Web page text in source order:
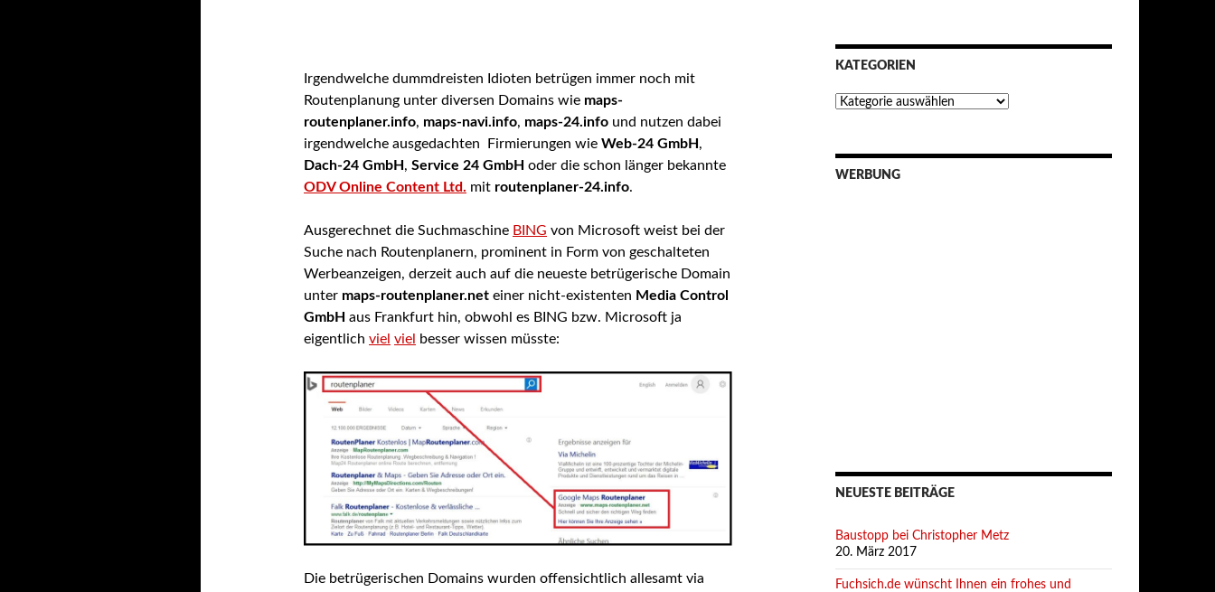
Irgendwelche dummdreisten Idioten betrügen immer noch mit
Routenplanung unter diversen Domains wie maps-
routenplaner.info, maps-navi.info, maps-24.info und nutzen dabei
irgendwelche ausgedachten Firmierungen wie Web-24 GmbH ,
Dach-24 GmbH , Service 24 GmbH oder die schon länger bekannte
ODV Online Content Ltd. mit routenplaner-24.info.
Ausgerechnet die Suchmaschine BING von Microsoft weist bei der
Suche nach Routenplanern, prominent in Form von geschalteten
Werbeanzeigen, derzeit auch auf die neueste betrügerische Domain
unter maps-routenplaner.net einer nicht-existenten Media Control
GmbH aus Frankfurt hin, obwohl es BING bzw. Microsoft ja
eigentlich viel viel besser wissen müsste:
Die betrügerischen Domains wurden offensichtlich allesamt via
KATEGORIEN
Kategorien
WERBUNG
NEUESTE BEITRÄGE
Baustopp bei Christopher Metz
20. März 2017
Fuchsich.de wünscht Ihnen ein frohes und